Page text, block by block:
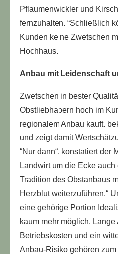
Pflaumenwickler und
fernzuhalten. “Schließlich
Kunden keine Zwetschen
Hochhaus.
Anbau mit Leidenschaft
Zwetschen in bester
Obstliebhabern hoch im
regionalem Anbau kauft,
und zeigt damit
“Nur dann“, konstatiert der
Landwirt um die Ecke
Tradition des Obstanbaus
Herzblut weiterzuführen.“
eine gehörige Portion
kaum mehr möglich.
Betriebskosten und ein
Anbau-Risiko gehören